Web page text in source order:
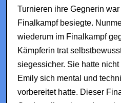
Turnieren ihre Gegnerin
Finalkampf besiegte.
wiederum im Finalkampf
Kämpferin trat
siegessicher. Sie hatte
Emily sich mental und
vorbereitet hatte. Dieser